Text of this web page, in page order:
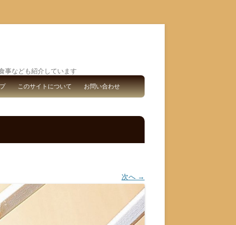
事なども紹介しています
このサイトについて お問い合わせ
次へ →